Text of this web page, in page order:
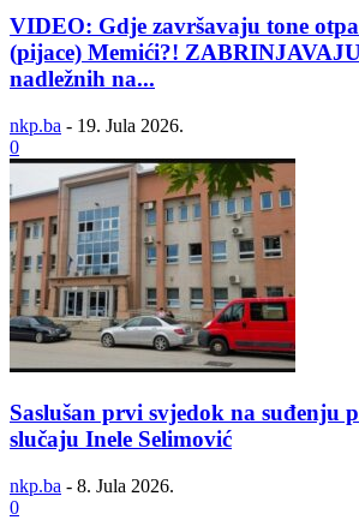
VIDEO: Gdje završavaju tone
(pijace) Memići?!
nadležnih na...
nkp.ba - 19. Jula 2026.
0
Saslušan prvi svjedok na suđenju
slučaju Inele Selimović
nkp.ba - 8. Jula 2026.
0